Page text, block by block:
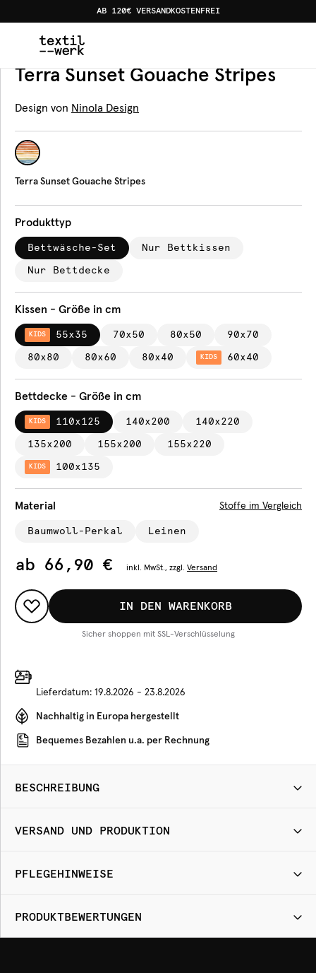
AB 120€ VERSANDKOSTENFREI
Produkte Bettwäsche Terra Sunset Gouache
Bettwäsche
Terra Sunset Gouache Stripes
Design von Ninola Design
Terra Sunset Gouache Stripes
Produkttyp
Bettwäsche-Set Nur Bettkissen
Nur Bettdecke
Kissen - Größe in cm
KIDS 55x35 70x50 80x50 90x70
80x80 80x60 80x40 KIDS 60x40
Bettdecke - Größe in cm
KIDS 110x125 140x200 140x220
135x200 155x200 155x220
KIDS 100x135
Material Stoffe im Vergleich
Baumwoll-Perkal Leinen
ab 66,90 € inkl. MwSt., zzgl. Versand
IN DEN WARENKORB
Sicher shoppen mit SSL-Verschlüsselung
Lieferdatum: 19.8.2026 - 23.8.2026
Nachhaltig in Europa hergestellt
Bequemes Bezahlen u.a. per Rechnung
BESCHREIBUNG
VERSAND UND PRODUKTION
PFLEGEHINWEISE
PRODUKTBEWERTUNGEN